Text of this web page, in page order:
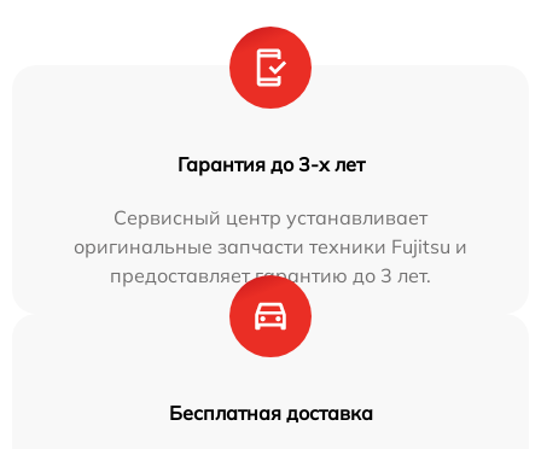
Гарантия до 3-х лет
Сервисный центр устанавливает
оригинальные запчасти техники Fujitsu и
предоставляет гарантию до 3 лет.
Бесплатная доставка